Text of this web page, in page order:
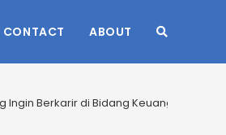
CONTACT ABOUT TOGGLE
Ingin Berkarir di Bidang Keuangan